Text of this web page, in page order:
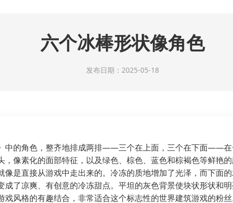
六个冰棒形状像角色
发布日期：2025-05-18
中的角色，整齐地排成两排——三个在上面，三个在下面——
像素化的面部特征，以及绿色、棕色、蓝色和棕褐色等鲜艳
是直接从游戏中走出来的。冷冻的质地增加了光泽，而下面
了凉爽、有创意的冷冻甜点。平坦的灰色背景使块状形状和
风格的有趣结合，非常适合这个标志性的世界建筑游戏的粉丝